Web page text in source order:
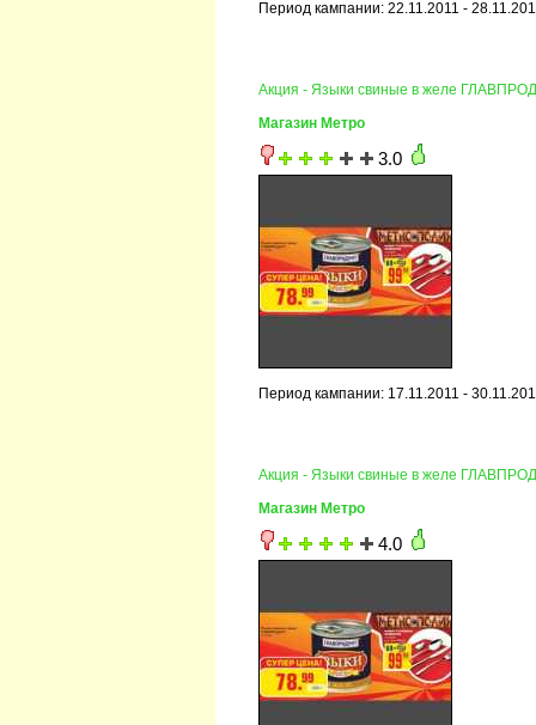
Период кампании: 22.11.2011 -
Акция - Языки свиные в желе
Магазин Метро
3.0
Период кампании: 17.11.2011 -
Акция - Языки свиные в желе
Магазин Метро
4.0